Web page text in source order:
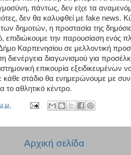
πάντως, δεν είχε τα
δεν θα καλυφθεί με fake news.
δημοτών, η προστασία της
την παρουσίαση ενός
Καρπενησίου σε μελλοντική
διενέργεια διαγωνισμού για
επικουρία
στάδιο θα ενημερώνουμε με
το αθλητικό κέντρο.
Αρχική σελίδα